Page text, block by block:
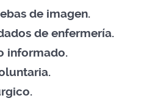
de imagen.
de enfermería.
informado.